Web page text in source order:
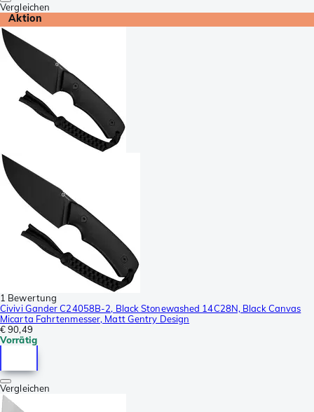
Vergleichen
Aktion
1 Bewertung
Civivi Gander C24058B-2, Black Stonewashed 14C28N, Black Canvas
Micarta Fahrtenmesser, Matt Gentry Design
€ 90,49
Vorrätig
Vergleichen